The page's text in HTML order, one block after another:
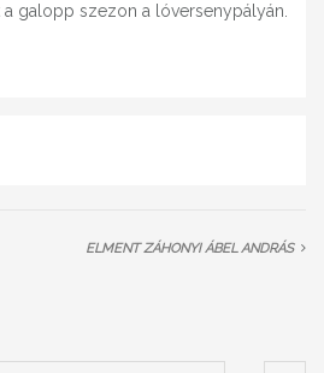
galopp szezon a lóversenypályán.
ELMENT ZÁHONYI ÁBEL ANDRÁS